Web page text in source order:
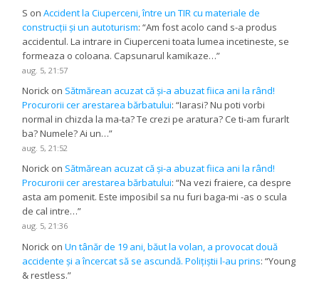
S onAccident la Ciuperceni, între un TIR cu materiale de
construcții și un autoturism: “Am fost acolo cand s-a produs
accidentul. La intrare in Ciuperceni toata lumea incetineste, se
formeaza o coloana. Capsunarul kamikaze…”
aug. 5, 21:57
Norick on Sătmărean acuzat că și-a abuzat fiica ani la rând!
Procurorii cer arestarea bărbatului: “Iarasi? Nu poti vorbi
normal in chizda la ma-ta? Te crezi pe aratura? Ce ti-am furarlt
ba? Numele? Ai un…”
aug. 5, 21:52
Norick on Sătmărean acuzat că și-a abuzat fiica ani la rând!
Procurorii cer arestarea bărbatului: “Na vezi fraiere, ca despre
asta am pomenit. Este imposibil sa nu furi baga-mi -as o scula
de cal intre…”
aug. 5, 21:36
Norick onUn tânăr de 19 ani, băut la volan, a provocat două
accidente și a încercat să se ascundă. Polițiștii l-au prins: “Young
& restless.”